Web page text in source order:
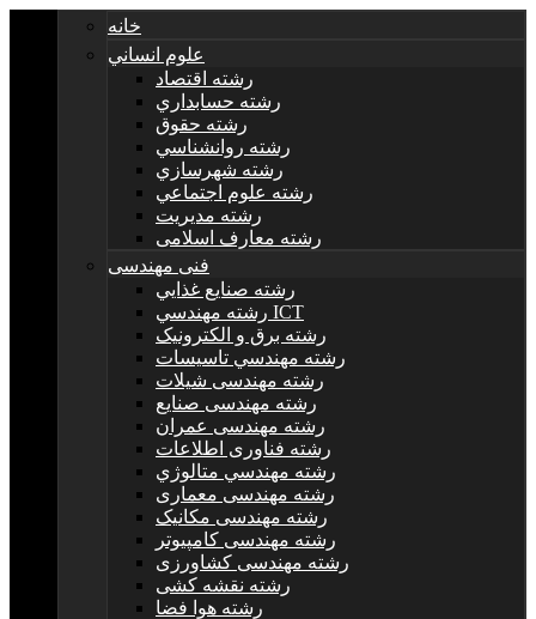
خانه
علوم انساني
رشته اقتصاد
رشته حسابداري
رشته حقوق
رشته روانشناسي
رشته شهرسازي
رشته علوم اجتماعي
رشته مديريت
رشته معارف اسلامی
فنی مهندسی
رشته صنايع غذايي
رشته مهندسي ICT
رشته برق و الکترونيک
رشته مهندسي تاسيسات
رشته مهندسی شیلات
رشته مهندسی صنایع
رشته مهندسی عمران
رشته فناوری اطلاعات
رشته مهندسي متالوژي
رشته مهندسی معماری
رشته مهندسی مکانیک
رشته مهندسی کامپیوتر
رشته مهندسی کشاورزی
رشته نقشه کشی
رشته هوا فضا